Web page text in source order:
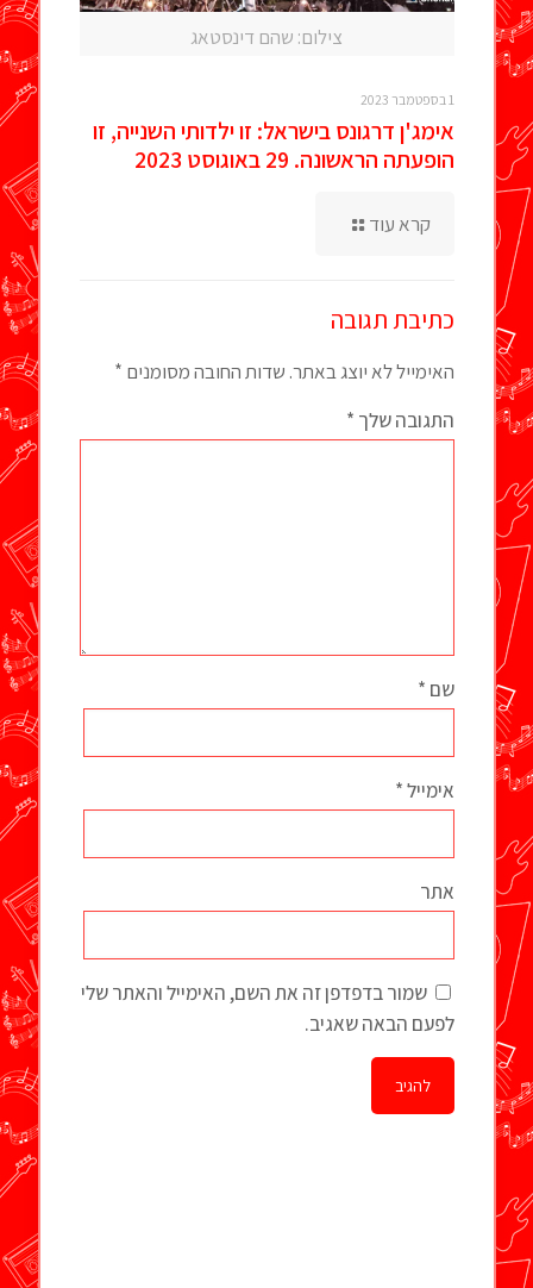
צילום: שהם דינסטאג
1 בספטמבר 2023
אימג'ן דרגונס בישראל: זו ילדותי השנייה, זו
הופעתה הראשונה. 29 באוגוסט 2023
קרא עוד
כתיבת תגובה
האימייל לא יוצג באתר. שדות החובה מסומנים *
התגובה שלך *
שם *
אימייל*
אתר
שמור בדפדפן זה את השם, האימייל והאתר שלי
לפעם הבאה שאגיב.